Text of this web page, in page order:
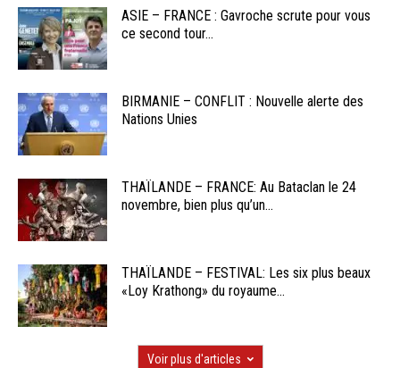
ASIE – FRANCE : Gavroche scrute pour vous
ce second tour...
BIRMANIE – CONFLIT : Nouvelle alerte des
Nations Unies
THAÏLANDE – FRANCE: Au Bataclan le 24
novembre, bien plus qu’un...
THAÏLANDE – FESTIVAL: Les six plus beaux
«Loy Krathong» du royaume...
Voir plus d'articles